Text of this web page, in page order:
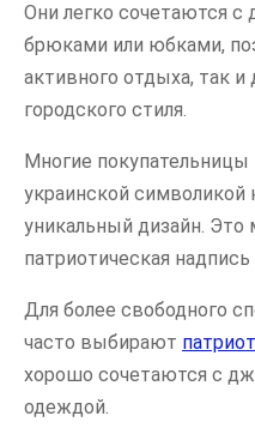
Они легко сочетаются
брюками или юбками,
активного отдыха, так и
городского стиля.
Многие
украинской символикой
уникальный дизайн.
патриотическая
Для более свободного
часто выбирают
хорошо сочетаются с
одеждой.